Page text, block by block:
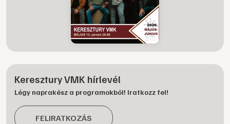
Keresztury VMK hírlevél
Légy naprakész a programokból! Iratkozz fel!
FELIRATKOZÁS